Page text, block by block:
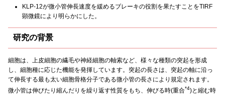
KLP-12が微小管伸長速度を緩めるブレーキの役割を果たすことをTIRF
顕微鏡により明らかにした。
研究の背景
細胞は、上皮細胞の繊毛や神経細胞の軸索など、様々な種類の突起を形成
し、細胞種に応じた機能を発揮しています。突起の長さは、突起の軸に沿っ
て伸長する最も太い細胞骨格分子である微小管の長さにより規定されます。
微小管は伸びたり縮んだりを繰り返す性質をもち、伸びる時(重合*4)と縮む時